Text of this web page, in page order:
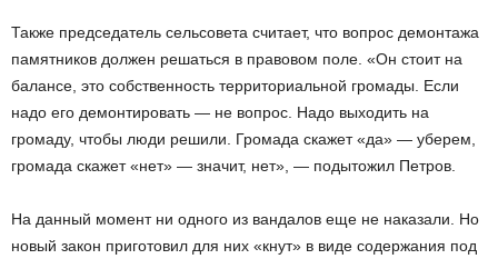
Также председатель сельсовета считает, что вопрос демонтажа
памятников должен решаться в правовом поле. «Он стоит на
балансе, это собственность территориальной громады. Если
надо его демонтировать — не вопрос. Надо выходить на
громаду, чтобы люди решили. Громада скажет «да» — уберем,
громада скажет «нет» — значит, нет», — подытожил Петров.
На данный момент ни одного из вандалов еще не наказали. Но
новый закон приготовил для них «кнут» в виде содержания под